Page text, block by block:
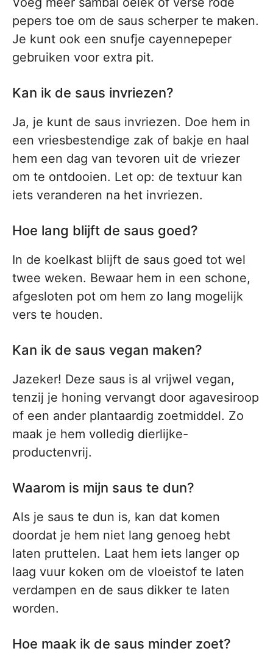
pepers toe om de saus scherper te maken.
Je kunt ook een snufje cayennepeper
gebruiken voor extra pit.
Kan ik de saus invriezen?
Ja, je kunt de saus invriezen. Doe hem in
een vriesbestendige zak of bakje en haal
hem een dag van tevoren uit de vriezer
om te ontdooien. Let op: de textuur kan
iets veranderen na het invriezen.
Hoe lang blijft de saus goed?
In de koelkast blijft de saus goed tot wel
twee weken. Bewaar hem in een schone,
afgesloten pot om hem zo lang mogelijk
vers te houden.
Kan ik de saus vegan maken?
Jazeker! Deze saus is al vrijwel vegan,
tenzij je honing vervangt door agavesiroop
of een ander plantaardig zoetmiddel. Zo
maak je hem volledig dierlijke-
productenvrij.
Waarom is mijn saus te dun?
Als je saus te dun is, kan dat komen
doordat je hem niet lang genoeg hebt
laten pruttelen. Laat hem iets langer op
laag vuur koken om de vloeistof te laten
verdampen en de saus dikker te laten
worden.
Hoe maak ik de saus minder zoet?